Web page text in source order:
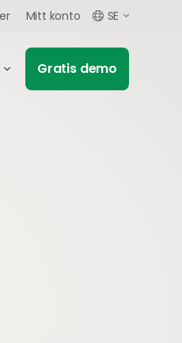
Mitt konto SE
Gratis demo